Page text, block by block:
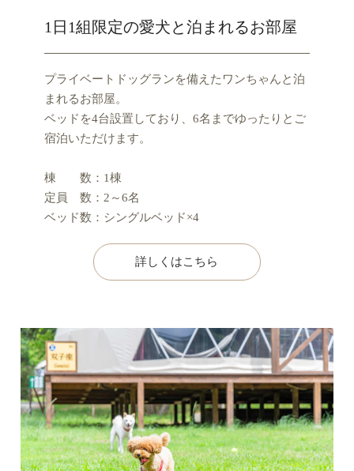
1日1組限定の愛犬と泊まれるお部屋
プライベートドッグランを備えたワンちゃんと泊
まれるお部屋。
ベッドを4台設置しており、6名までゆったりとご
宿泊いただけます。
棟 数：1棟
定員 数：2～6名
ベッド数：シングルベッド×4
詳しくはこちら